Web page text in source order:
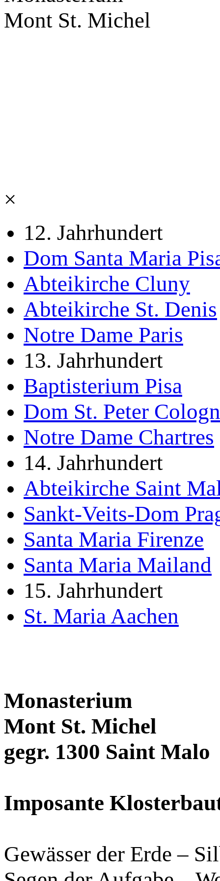
Mont St. Michel
×
12. Jahrhundert
Dom Santa Maria
Abteikirche Cluny
Abteikirche St. Denis
Notre Dame Paris
13. Jahrhundert
Baptisterium Pisa
Dom St. Peter
Notre Dame Chartres
14. Jahrhundert
Abteikirche Saint
Sankt-Veits-Dom
Santa Maria Firenze
Santa Maria Mailand
15. Jahrhundert
St. Maria Aachen
Monasterium
Mont St. Michel
gegr. 1300 Saint Malo
Imposante
Gewässer der Erde –